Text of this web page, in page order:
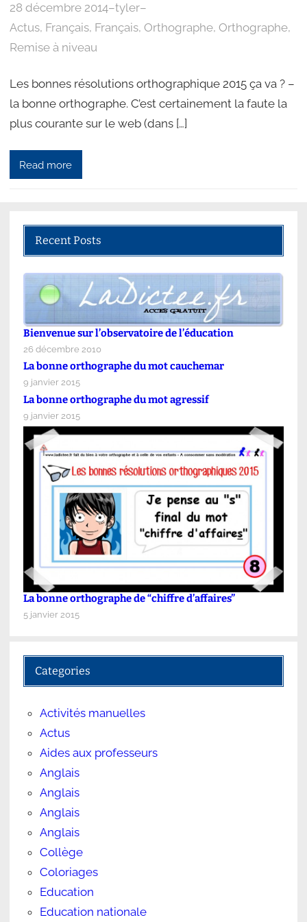
28 décembre 2014–tyler–
Actus, Français, Français, Orthographe, Orthographe
Remise à niveau
Les bonnes résolutions orthographique 2015 ça va ? –
la bonne orthographe. C’est certainement la faute la
plus courante sur le web (dans […]
Read more
Recent Posts
Bienvenue sur l’observatoire de l’éducation
26 décembre 2010
La bonne orthographe du mot cauchemar
9 janvier 2015
La bonne orthographe du mot agressif
9 janvier 2015
La bonne orthographe de “chiffre d’affaires”
5 janvier 2015
Categories
Activités manuelles
Actus
Aides aux professeurs
Anglais
Anglais
Anglais
Anglais
Collège
Coloriages
Education
Education nationale